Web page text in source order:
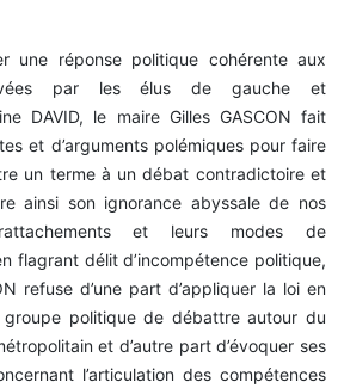
une réponse politique cohérente aux
par les élus de gauche et
DAVID, le maire Gilles GASCON fait
et d’arguments polémiques pour faire
un terme à un débat contradictoire et
ainsi son ignorance abyssale de nos
et leurs modes de
flagrant délit d’incompétence politique,
refuse d’une part d’appliquer la loi en
politique de débattre autour du
et d’autre part d’évoquer ses
l’articulation des compétences